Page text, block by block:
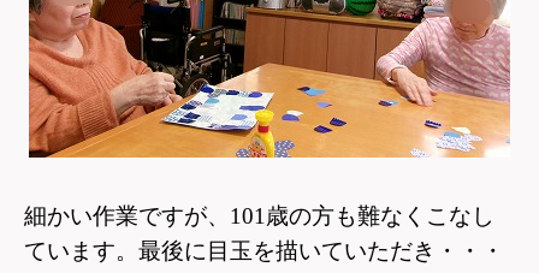
細かい作業ですが、101歳の方も難なくこなし
ています。 最後に目玉を描いていただき・・・